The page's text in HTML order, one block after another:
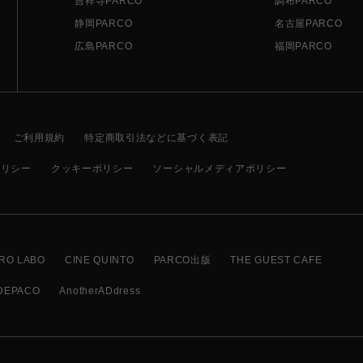
静岡PARCO
名古屋PARCO
広島PARCO
福岡PARCO
ご利用規約 特定商取引法などに基づく表記
シー クッキーポリシー ソーシャルメディアポリシー
LABO CINE QUINTO PARCO出版 THE GUEST CAFE
AnotherADdress